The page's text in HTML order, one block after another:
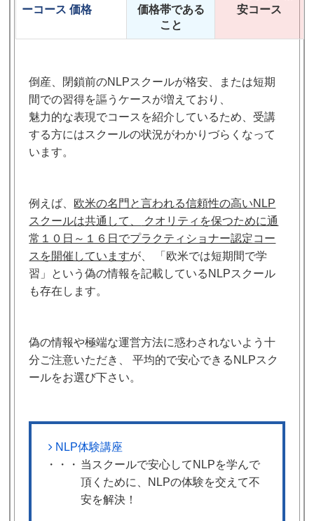
ーコース 価格
価格帯である
こと
安コース
倒産、閉鎖前のNLPスクールが格安、または短期
間での習得を謳うケースが増えており、
魅力的な表現でコースを紹介しているため、 受講
する方にはスクールの状況がわかりづらくなって
います。
例えば、 欧米の名門と言われる信頼性の高いNLP
スクールは共通して、
クオリティを保つために通
常１０日～１６日でプラクティショナー認定コー
スを開催していますが、
「欧米では短期間で学
習」という偽の情報を記載しているNLPスクール
も存在します。
偽の情報や極端な運営方法に惑わされないよう十
分ご注意いただき、
平均的で安心できるNLPスク
ールをお選び下さい。
NLP体験講座
・・・ 当スクールで安心してNLPを学んで
頂くために、 NLPの体験を交えて不
安を解決！